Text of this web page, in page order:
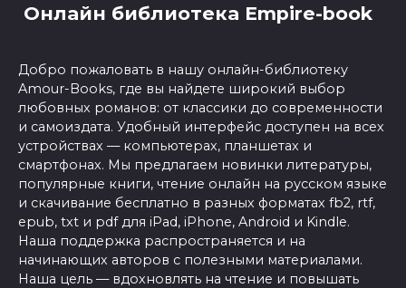
Онлайн библиотека Empire-book
Добро пожаловать в нашу онлайн-библиотеку
Amour-Books, где вы найдете широкий выбор
любовных романов: от классики до современности
и самоиздата. Удобный интерфейс доступен на всех
устройствах — компьютерах, планшетах и
смартфонах. Мы предлагаем новинки литературы,
популярные книги, чтение онлайн на русском языке
и скачивание бесплатно в разных форматах fb2, rtf,
epub, txt и pdf для iPad, iPhone, Android и Kindle.
Наша поддержка распространяется и на
начинающих авторов с полезными материалами.
Наша цель — вдохновлять на чтение и повышать